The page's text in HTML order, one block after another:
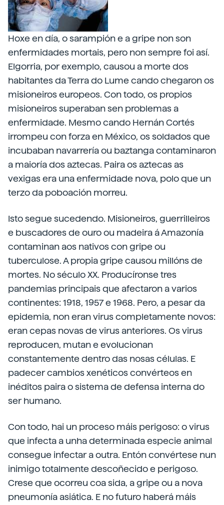
Hoxe en día, o sarampión e a gripe non son
enfermidades mortais, pero non sempre foi así.
Elgorria, por exemplo, causou a morte dos
habitantes da Terra do Lume cando chegaron os
misioneiros europeos. Con todo, os propios
misioneiros superaban sen problemas a
enfermidade. Mesmo cando Hernán Cortés
irrompeu con forza en México, os soldados que
incubaban navarrería ou baztanga contaminaron
a maioría dos aztecas. Paira os aztecas as
vexigas era una enfermidade nova, polo que un
terzo da poboación morreu.
Isto segue sucedendo. Misioneiros, guerrilleiros
e buscadores de ouro ou madeira á Amazonía
contaminan aos nativos con gripe ou
tuberculose. A propia gripe causou millóns de
mortes. No século XX. Producíronse tres
pandemias principais que afectaron a varios
continentes: 1918, 1957 e 1968. Pero, a pesar da
epidemia, non eran virus completamente novos:
eran cepas novas de virus anteriores. Os virus
reproducen, mutan e evolucionan
constantemente dentro das nosas células. E
padecer cambios xenéticos convérteos en
inéditos paira o sistema de defensa interna do
ser humano.
Con todo, hai un proceso máis perigoso: o virus
que infecta a unha determinada especie animal
consegue infectar a outra. Entón convértese nun
inimigo totalmente descoñecido e perigoso.
Crese que ocorreu coa sida, a gripe ou a nova
pneumonía asiática. E no futuro haberá máis